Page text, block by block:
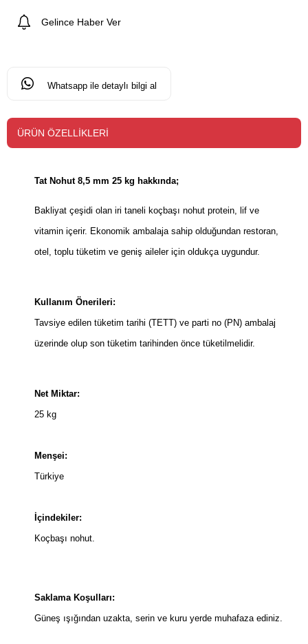
Gelince Haber Ver
Whatsapp ile detaylı bilgi al
ÜRÜN ÖZELLIKLERI
Tat Nohut 8,5 mm 25 kg hakkında;
Bakliyat çeşidi olan iri taneli koçbaşı nohut protein, lif ve
vitamin içerir. Ekonomik ambalaja sahip olduğundan restoran,
otel, toplu tüketim ve geniş aileler için oldukça uygundur.
Kullanım Önerileri:
Tavsiye edilen tüketim tarihi (TETT) ve parti no (PN) ambalaj
üzerinde olup son tüketim tarihinden önce tüketilmelidir.
Net Miktar:
25 kg
Menşei:
Türkiye
İçindekiler:
Koçbaşı nohut.
Saklama Koşulları:
Güneş ışığından uzakta, serin ve kuru yerde muhafaza ediniz.